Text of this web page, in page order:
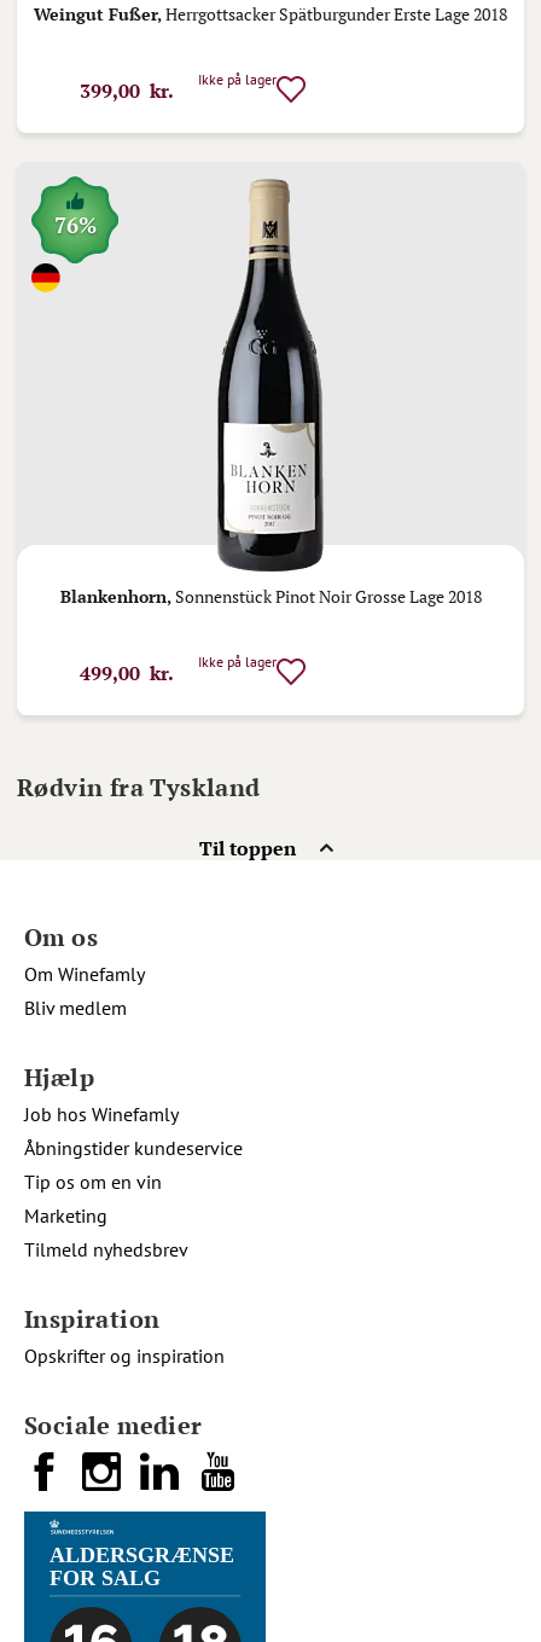
Weingut Fußer, Herrgottsacker Spätburgunder Erste Lage 2018
399,00 kr. Ikke på lager
76%
Blankenhorn,Sonnenstück Pinot Noir Grosse Lage 2018
499,00 kr. Ikke på lager
Til toppen
Rødvin fra Tyskland
Sociale medier
Om os
Om Winefamly
Bliv medlem
Hjælp
Job hos Winefamly
Åbningstider kundeservice
Tip os om en vin
Marketing
Tilmeld nyhedsbrev
Inspiration
Opskrifter og inspiration